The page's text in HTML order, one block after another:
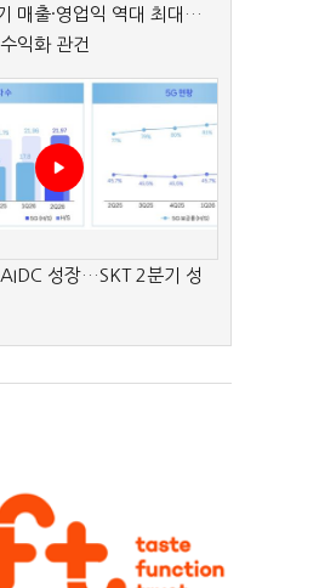
매출·영업익 역대 최대…
익화 관건
성장…SKT 2분기 성